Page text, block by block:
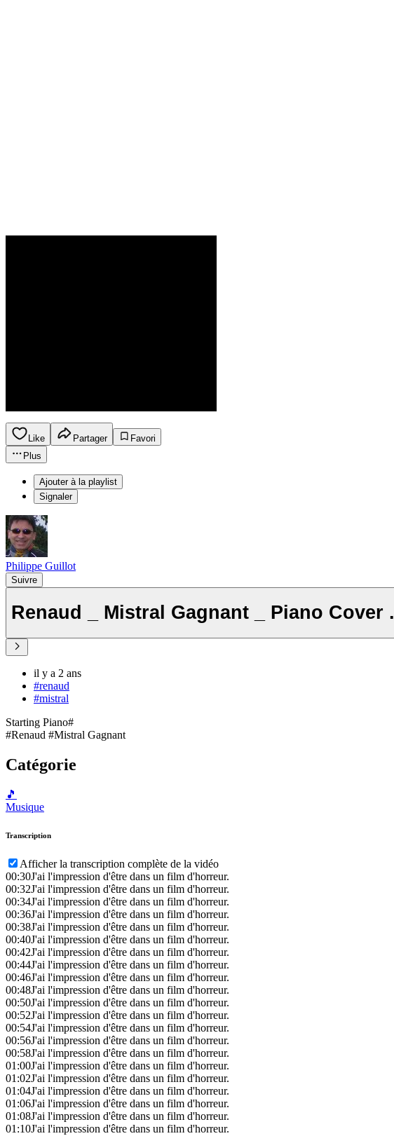
Like Partager
Favori
Plus
Ajouter à la playlist
Signaler
Philippe Guillot
Suivre
Renaud _ Mistral Gagnant _ Piano Cover .
il y a 2 ans
#renaud
#mistral
Starting Piano#
#Renaud #Mistral Gagnant
Catégorie
🎵
Musique
Transcription
Afficher la transcription complète de la vidéo
00:30J'ai l'impression d'être dans un film d'horreur.
00:32J'ai l'impression d'être dans un film d'horreur.
00:34J'ai l'impression d'être dans un film d'horreur.
00:36J'ai l'impression d'être dans un film d'horreur.
00:38J'ai l'impression d'être dans un film d'horreur.
00:40J'ai l'impression d'être dans un film d'horreur.
00:42J'ai l'impression d'être dans un film d'horreur.
00:44J'ai l'impression d'être dans un film d'horreur.
00:46J'ai l'impression d'être dans un film d'horreur.
00:48J'ai l'impression d'être dans un film d'horreur.
00:50J'ai l'impression d'être dans un film d'horreur.
00:52J'ai l'impression d'être dans un film d'horreur.
00:54J'ai l'impression d'être dans un film d'horreur.
00:56J'ai l'impression d'être dans un film d'horreur.
00:58J'ai l'impression d'être dans un film d'horreur.
01:00J'ai l'impression d'être dans un film d'horreur.
01:02J'ai l'impression d'être dans un film d'horreur.
01:04J'ai l'impression d'être dans un film d'horreur.
01:06J'ai l'impression d'être dans un film d'horreur.
01:08J'ai l'impression d'être dans un film d'horreur.
01:10J'ai l'impression d'être dans un film d'horreur.